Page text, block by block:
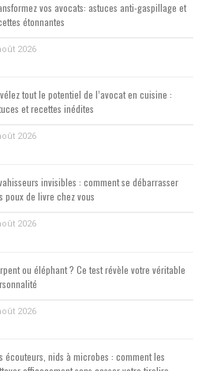
vos avocats: astuces anti-gaspillage et
étonnantes
2026
tout le potentiel de l’avocat en cuisine :
et recettes inédites
2026
invisibles : comment se débarrasser
poux de livre chez vous
2026
ou éléphant ? Ce test révèle votre véritable
2026
écouteurs, nids à microbes : comment les